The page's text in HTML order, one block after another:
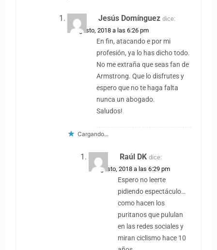
Jesús Domínguez dice:
18 agosto, 2018 a las 6:26 pm
En fin, atacando e por mi
profesión, ya lo has dicho todo.
No me extraña que seas fan de
Armstrong. Que lo disfrutes y
espero que no te haga falta
nunca un abogado.
Saludos!
Cargando...
Raúl DK dice:
18 agosto, 2018 a las 6:29 pm
Espero no leerte
pidiendo espectáculo…
como hacen los
puritanos que pululan
en las redes sociales y
miran ciclismo hace 10